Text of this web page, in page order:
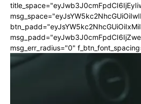
msg_err_radius="0"